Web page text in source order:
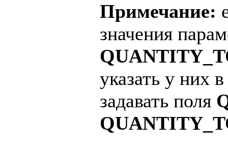
Примечание:
значения
указать у них
задавать поля